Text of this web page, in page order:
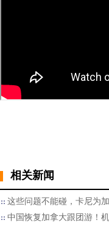
相关新闻
这些问题不能碰，卡尼为
中国恢复加拿大跟团游！